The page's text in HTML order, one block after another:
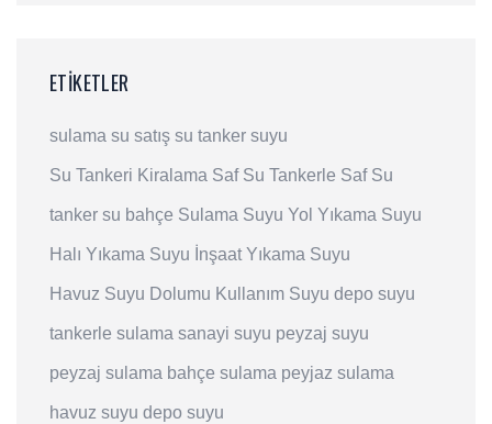
ETIKETLER
sulama su satış su tanker suyu
Su Tankeri Kiralama Saf Su Tankerle Saf Su
tanker su bahçe Sulama Suyu Yol Yıkama Suyu
Halı Yıkama Suyu İnşaat Yıkama Suyu
Havuz Suyu Dolumu Kullanım Suyu depo suyu
tankerle sulama sanayi suyu peyzaj suyu
peyzaj sulama bahçe sulama peyjaz sulama
havuz suyu depo suyu